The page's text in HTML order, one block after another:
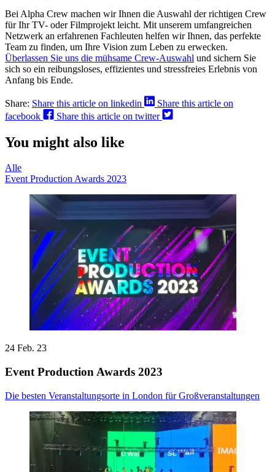
Bei Alpha Crew machen wir Ihnen die Auswahl der richtigen Crew
für Ihr TV- oder Filmprojekt leicht. Mit unserem umfangreichen
Netzwerk an erfahrenen Fachleuten helfen wir Ihnen, das perfekte
Team zu finden, um Ihre Vision zum Leben zu erwecken.
Überlassen Sie uns die mühsame Crew-Auswahl und sichern Sie
sich so ein reibungsloses, effizientes und stressfreies Erlebnis von
Anfang bis Ende.
Share: Share this article on linkedin
Share this article on
facebook
Share this article on twitter
You might also like
Alle
Event Production Awards 2023
24 Feb. 23
Event Production Awards 2023
Die besten Veranstaltungsorte in London für Großveranstaltungen